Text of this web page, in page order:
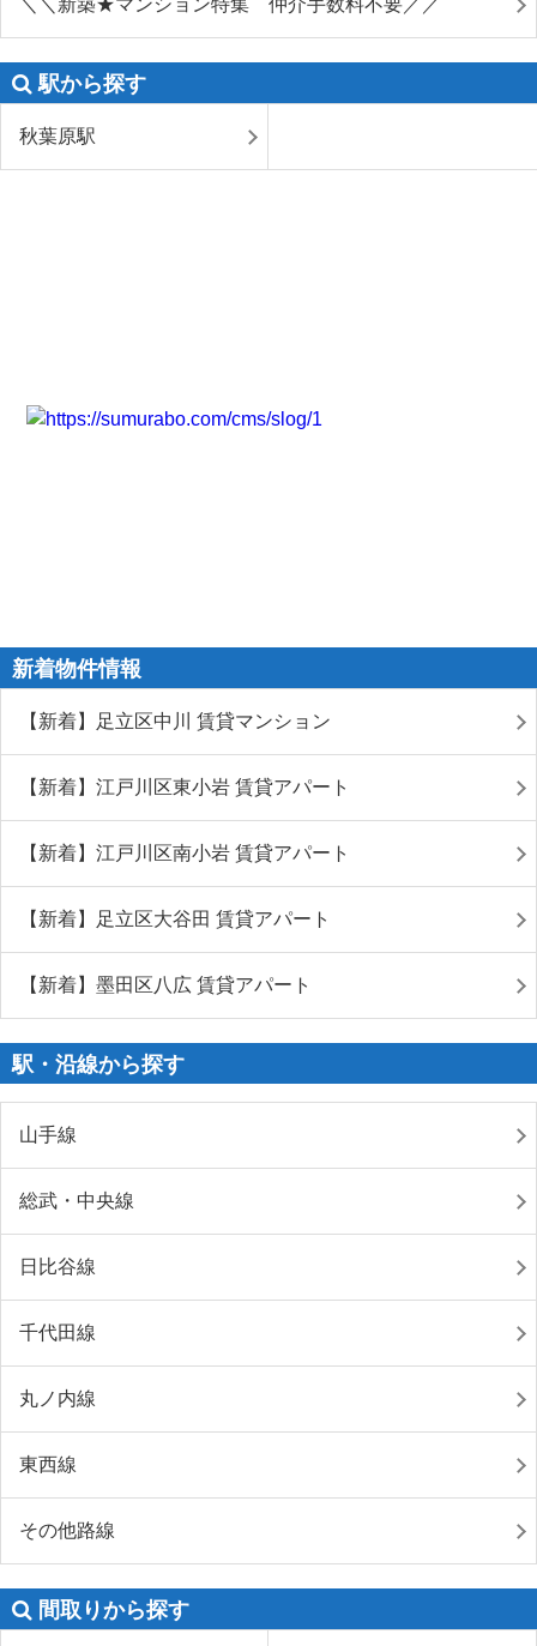
駅から探す
秋葉原駅
新着物件情報
【新着】足立区中川 賃貸マンション
【新着】江戸川区東小岩 賃貸アパート
【新着】江戸川区南小岩 賃貸アパート
【新着】足立区大谷田 賃貸アパート
【新着】墨田区八広 賃貸アパート
駅・沿線から探す
山手線
総武・中央線
日比谷線
千代田線
丸ノ内線
東西線
その他路線
間取りから探す